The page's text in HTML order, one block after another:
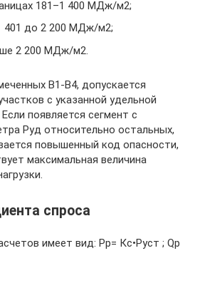
181–1 400 МДж/м2;
401 до 2 200 МДж/м2;
2 200 МДж/м2.
В1-В4, допускается
с указанной удельной
появляется сегмент с
Pуд относительно остальных,
повышенный код опасности,
максимальная величина
спроса
имеет вид: Рр= Кс•Руст ; Qр